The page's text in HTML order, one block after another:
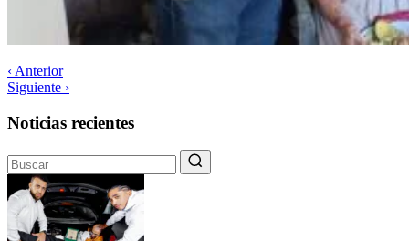
‹ Anterior
Siguiente ›
Noticias recientes